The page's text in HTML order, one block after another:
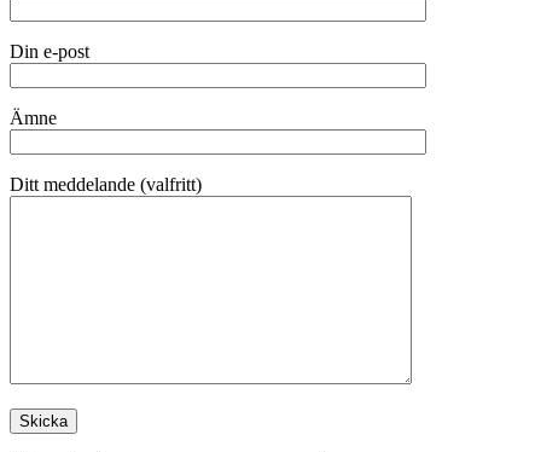
Din e-post
Ämne
Ditt meddelande (valfritt)